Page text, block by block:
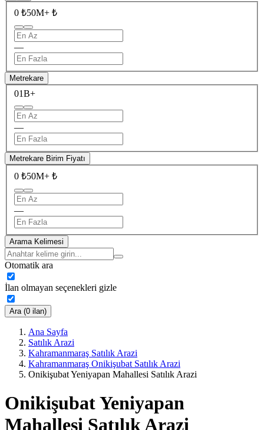
0 ₺50M+ ₺
—
Metrekare
01B+
—
Metrekare Birim Fiyatı
0 ₺50M+ ₺
—
Arama Kelimesi
Otomatik ara
İlan olmayan seçenekleri gizle
Ara (0 ilan)
Ana Sayfa
Satılık Arazi
Kahramanmaraş Satılık Arazi
Kahramanmaraş Onikişubat Satılık Arazi
Onikişubat Yeniyapan Mahallesi Satılık Arazi
Onikişubat Yeniyapan
Mahallesi Satılık Arazi